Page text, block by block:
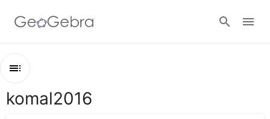
Áttekintés
komal2016